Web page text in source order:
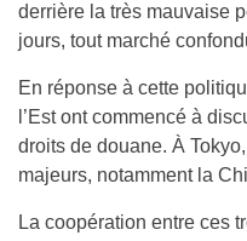
derrière la très mauvaise
jours, tout marché
En réponse à cette
l’Est ont commencé à
droits de douane. À
majeurs, notamment la
La coopération entre ces